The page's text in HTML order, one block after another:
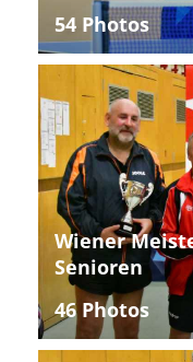
54 Photos
Wiener
Senioren
46 Photos